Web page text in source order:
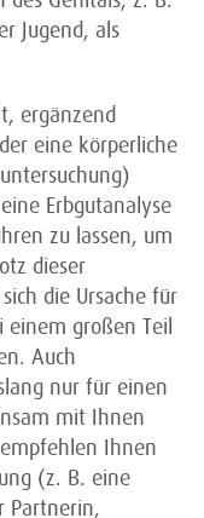
Jugend, als
ergänzend
eine körperliche
Erbgutanalyse
zu lassen, um
dieser
die Ursache für
großen Teil
Auch
nur für einen
mit Ihnen
Ihnen
(z. B. eine
Partnerin,